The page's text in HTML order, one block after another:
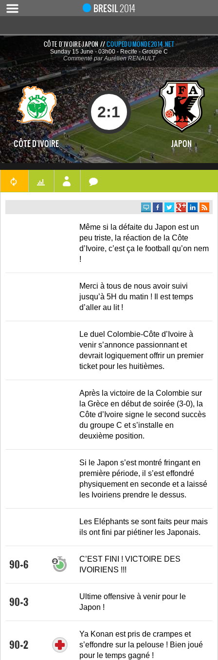
BRESIL2014
ACCUEIL
ACTUALITÉ
COUPE DU MONDE 2019
MONDIAL 2014
CALENDRIER / RÉSULTATS
QUARTS DE FINALE
DEMI-FINALES
CLASSEMENTS
LES BUTEURS
HISTORIQUE
COUPE DES CONFÉDÉRATIONS
CÔTE D'IVOIRE-JAPON //COUPEDUMONDE2014.NET
Sunday 15 June - 03h00 - Recife - Groupe C
Commenté par Aurélien RENAULT
CÔTE D'IVOIRE
2:1
JAPON
Même si la défaite du Japon est un
peu triste, la réaction de la Côte
d’Ivoire, c’est ça le football qu’on nem
!
Merci à tous de nous avoir suivi
jusqu’à 5H du matin ! Il est temps
d’aller au lit !
Le duel Colombie-Côte d’Ivoire à
venir s’annonce passionnant et
devrait logiquement offrir un premier
ticket pour les huitièmes.
Après la victoire de la Colombie sur
la Grèce en début de soirée (3-0), la
Côte d’Ivoire signe le second succès
du groupe C et s’installe en
deuxième position.
Si le Japon s’est montré fringant en
première période, il s’est effondré
physiquement en seconde et a laissé
les Ivoiriens prendre le dessus.
Les Eléphants se sont faits peur mais
ils ont fini par piétiner les Japonais.
90+6
C’EST FINI ! VICTOIRE DES
IVOIRIENS !!!
90+3
Ultime offensive à venir pour le
Japon !
90+2
Ya Konan est pris de crampes et
s’effondre sur la pelouse ! Bien joué
pour le temps gagné !